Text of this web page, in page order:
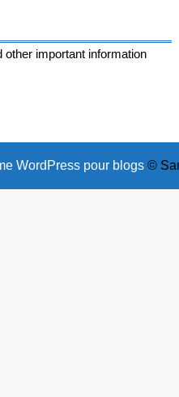
important information
WordPress pour blogs©